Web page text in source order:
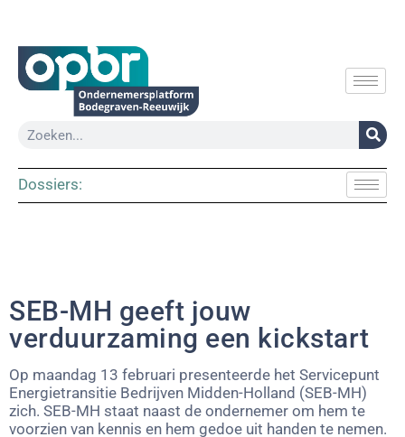
Dossiers:
SEB-MH geeft jouw
verduurzaming een kickstart
Op maandag 13 februari presenteerde het Servicepunt
Energietransitie Bedrijven Midden-Holland (SEB-MH)
zich. SEB-MH staat naast de ondernemer om hem te
voorzien van kennis en hem gedoe uit handen te nemen.